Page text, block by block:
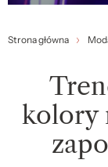
Strona główna
kolory